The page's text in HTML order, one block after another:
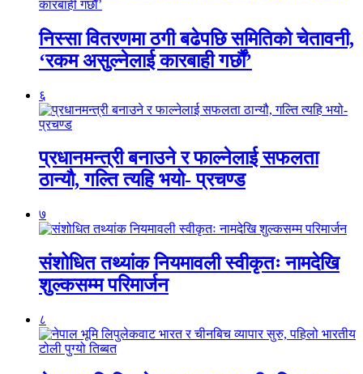
निस्सा वितरणमा ठगी बढेपछि समितिको चेतावनी,
‘रकम असुल्नेलाई कारबाही गर्छाैं’
६
प्रधानमन्त्री बनाउने र फाल्नेलाई सफलता
ठान्यौ, गल्ति त्यहि भयो- प्रचण्ड
७
संशोधित तथ्यांक नियमावली स्वीकृतः नामदेखि
शुल्कसम्म परिमार्जन
८